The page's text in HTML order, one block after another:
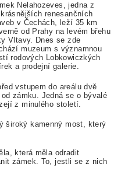
Nelahozeves, jedna z
renesančních
v Čechách, leží 35 km
od Prahy na levém břehu
Vltavy. Dnes se zde
muzeum s významnou
rodových Lobkowiczkých
a prodejní galerie.
vstupem do areálu dvě
zámku. Jedná se o bývalé
z minulého století.
široký kamenný most, který
která měla odradit
zámek. To, jestli se z nich